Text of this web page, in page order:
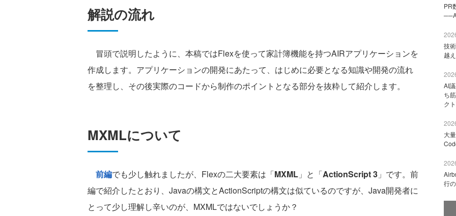
解説の流れ
冒頭で説明したように、本稿ではFlexを使って家計簿機能を持つAIRアプリケーションを
作成します。アプリケーションの開発にあたって、はじめに必要となる知識や開発の流れ
を整理し、その後実際のコードから制作のポイントとなる部分を抜粋して紹介します。
MXMLについて
前編でも少し触れましたが、Flexの二大要素は「MXML 」と「ActionScript 3 」です。前
編で紹介したとおり、Javaの構文とActionScriptの構文は似ているのですが、Java開発者に
とって少し理解し辛いのが、MXMLではないでしょうか？
PR
技
越
AI
ち
ク
大
行